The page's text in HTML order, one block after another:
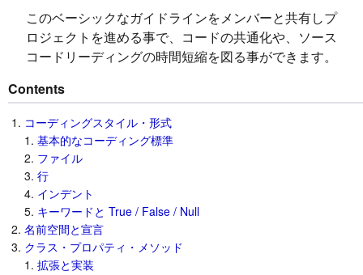
このベーシックなガイドラインをメンバーと共有しプ
ロジェクトを進める事で、コードの共通化や、ソース
コードリーディングの時間短縮を図る事ができます。
Contents
コーディングスタイル・形式
基本的なコーディング標準
ファイル
行
インデント
キーワードと True / False / Null
名前空間と宣言
クラス・プロパティ・メソッド
拡張と実装